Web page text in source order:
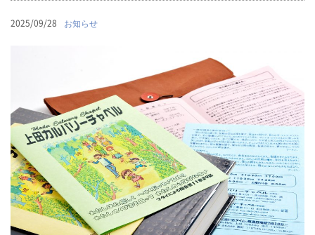
2025/09/28 お知らせ